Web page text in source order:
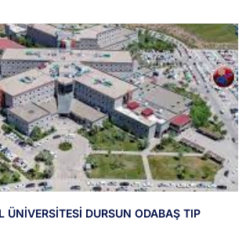
ÜNİVERSİTESİ DURSUN ODABAŞ TIP